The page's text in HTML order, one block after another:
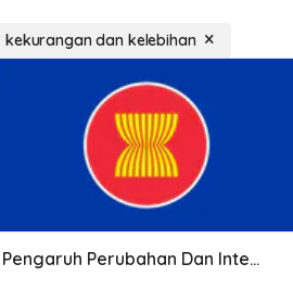
kekurangan dan kelebihan
Pengaruh Perubahan Dan Interaksi Keruangan (ASEAN)